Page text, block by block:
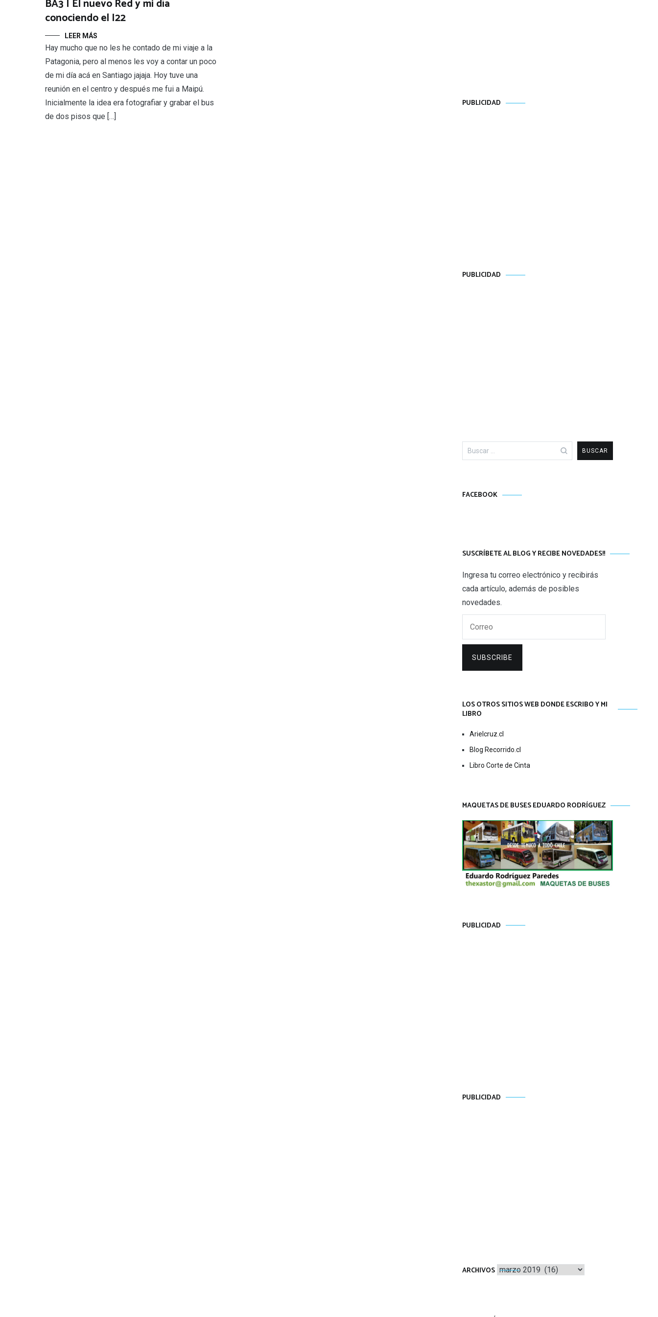
BA3 | El nuevo Red y mi día
conociendo el I22
LEER MÁS
Hay mucho que no les he contado de mi viaje a la
Patagonia, pero al menos les voy a contar un poco
de mi día acá en Santiago jajaja. Hoy tuve una
reunión en el centro y después me fui a Maipú.
Inicialmente la idea era fotografiar y grabar el bus
de dos pisos que […]
PUBLICIDAD
PUBLICIDAD
Buscar:
FACEBOOK
SUSCRÍBETE AL BLOG Y RECIBE NOVEDADES!!
Ingresa tu correo electrónico y recibirás
cada artículo, además de posibles
novedades.
SUBSCRIBE
LOS OTROS SITIOS WEB DONDE ESCRIBO Y MI
LIBRO
Arielcruz.cl
Blog Recorrido.cl
Libro Corte de Cinta
MAQUETAS DE BUSES EDUARDO RODRÍGUEZ
PUBLICIDAD
PUBLICIDAD
ARCHIVOS Archivos